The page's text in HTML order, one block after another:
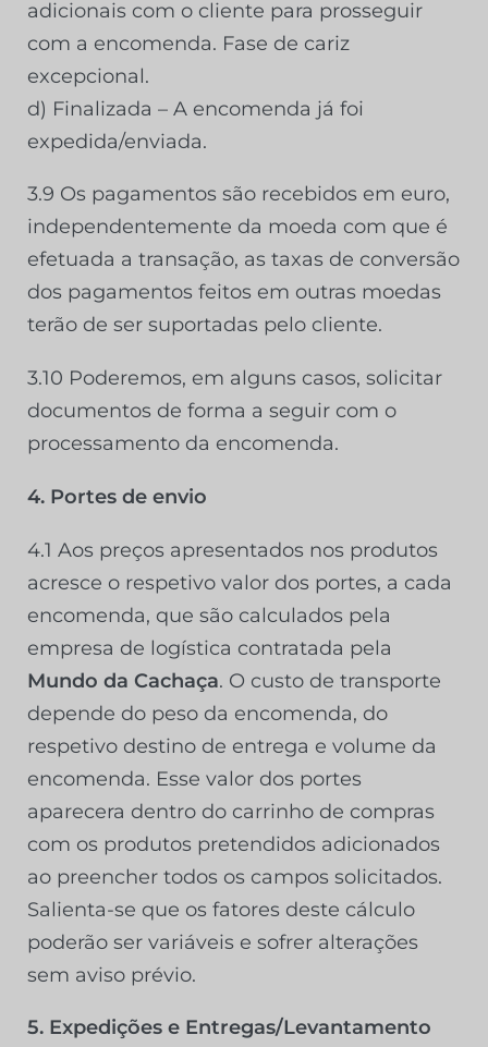
adicionais com o cliente para prosseguir
com a encomenda. Fase de cariz
excepcional.
d) Finalizada – A encomenda já foi
expedida/enviada.
3.9 Os pagamentos são recebidos em euro,
independentemente da moeda com que é
efetuada a transação, as taxas de conversão
dos pagamentos feitos em outras moedas
terão de ser suportadas pelo cliente.
3.10 Poderemos, em alguns casos, solicitar
documentos de forma a seguir com o
processamento da encomenda.
4. Portes de envio
4.1 Aos preços apresentados nos produtos
acresce o respetivo valor dos portes, a cada
encomenda, que são calculados pela
empresa de logística contratada pela
Mundo da Cachaça. O custo de transporte
depende do peso da encomenda, do
respetivo destino de entrega e volume da
encomenda. Esse valor dos portes
aparecera dentro do carrinho de compras
com os produtos pretendidos adicionados
ao preencher todos os campos solicitados.
Salienta-se que os fatores deste cálculo
poderão ser variáveis e sofrer alterações
sem aviso prévio.
5. Expedições e Entregas/Levantamento